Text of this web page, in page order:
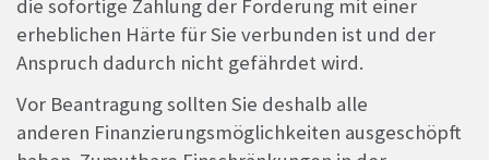
die sofortige Zahlung der Forderung mit einer
erheblichen Härte für Sie verbunden ist und der
Anspruch dadurch nicht gefährdet wird.
Vor Beantragung sollten Sie deshalb alle
anderen Finanzierungsmöglichkeiten ausgeschöpft